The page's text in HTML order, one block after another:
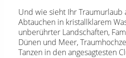
Und wie sieht Ihr Traumurlaub
Abtauchen in kristallklarem
unberührter Landschaften,
Dünen und Meer,
Tanzen in den angesagtesten